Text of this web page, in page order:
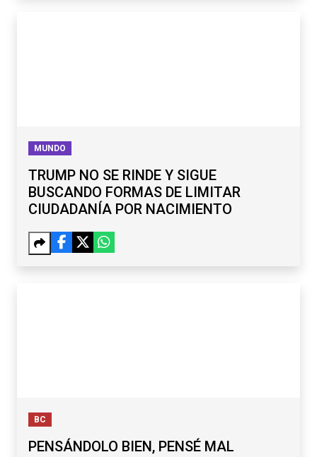
MUNDO
TRUMP NO SE RINDE Y SIGUE
BUSCANDO FORMAS DE LIMITAR
CIUDADANÍA POR NACIMIENTO
BC
PENSÁNDOLO BIEN, PENSÉ MAL